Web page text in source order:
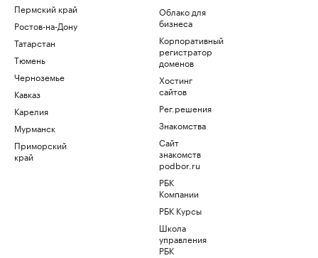
Пермский край
Ростов-на-Дону
Татарстан
Тюмень
Черноземье
Кавказ
Карелия
Мурманск
Приморский
край
Облако для
бизнеса
Корпоративный
регистратор
доменов
Хостинг
сайтов
Рег.решения
Знакомства
Сайт
знакомств
podbor.ru
РБК
Компании
РБК Курсы
Школа
управления
РБК